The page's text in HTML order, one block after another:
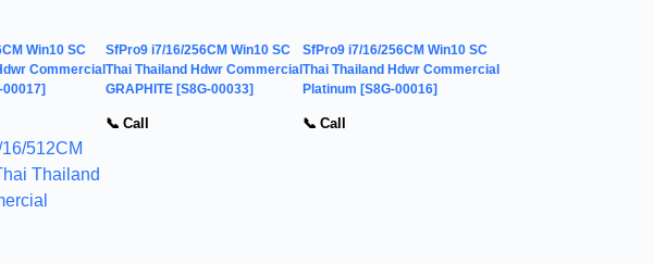
Win10 SC
Commercial
SfPro9 i7/16/256CM Win10 SC
Thai Thailand Hdwr Commercial
GRAPHITE [S8G-00033]
📞 Call
SfPro9 i7/16/256CM Win10 SC
Thai Thailand Hdwr Commercial
Platinum [S8G-00016]
📞 Call